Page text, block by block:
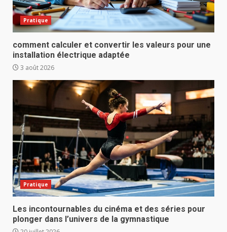
Pratique
comment calculer et convertir les valeurs pour une
installation électrique adaptée
3 août 2026
Pratique
Les incontournables du cinéma et des séries pour
plonger dans l’univers de la gymnastique